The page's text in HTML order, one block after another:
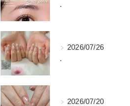
.
2026/07/26
.
2026/07/20